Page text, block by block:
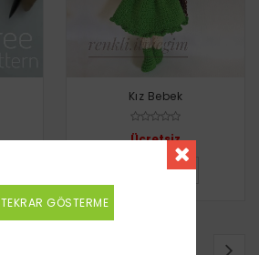
Kız Bebek
Ücretsiz
DETAYLI BILGI
TEKRAR GÖSTERME